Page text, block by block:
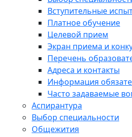
Вступительные
Платное обучение
Целевой прием
Экран приема и
Перечень
Адреса и контакты
Информация
Часто задаваемые
Аспирантура
Выбор специальности
Общежития